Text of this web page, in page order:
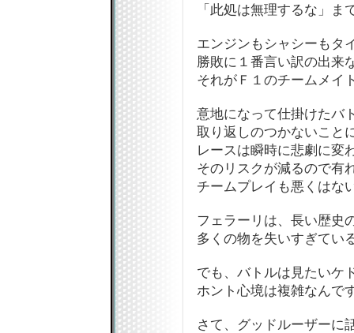
「此処は無理するな」ま
エンジンもシャシーもタ
勝敗に１番言い訳の出来
それがＦ１のチームメイ
意地になって仕掛けたバ
取り返しのつかないこと
レースは瞬時に悲劇に変
そのリスクが減るので有
チームプレイも悪くはな
フェラーリは、長い歴史
多くの物を失いすぎてい
でも、バトルは見たいケ
ホント心境は複雑なんで
さて、グッドルーザーに